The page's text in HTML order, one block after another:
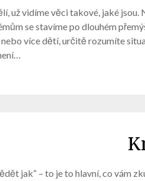
už vidíme věci takové, jaké
se stavíme po dlouhém
více dětí, určitě rozumíte
jak“ – to je to hlavní, co vám